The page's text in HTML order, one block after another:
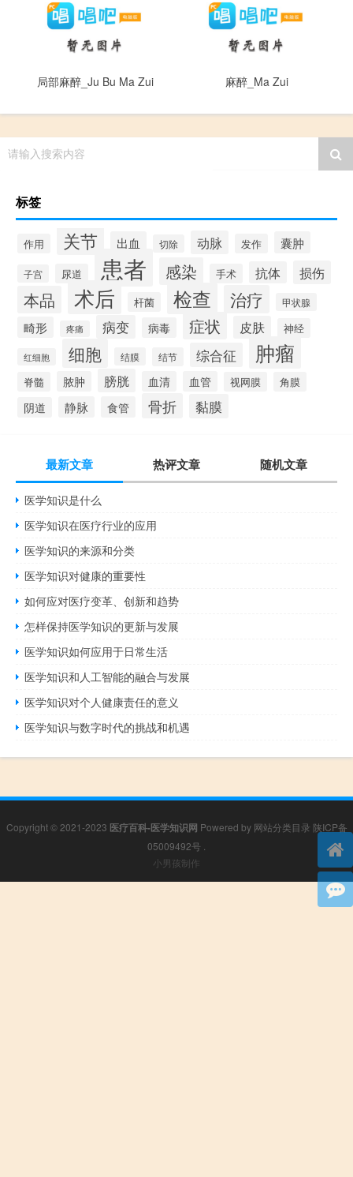
局部麻醉_Ju Bu Ma Zui 麻醉_Ma Zui
请输入搜索内容
标签
作用 关节 出血 切除 动脉 发作 囊肿
子宫 尿道 患者 感染 手术 抗体 损伤
本品 术后 杆菌 检查 治疗 甲状腺
畸形 疼痛 病变 病毒 症状 皮肤 神经
红细胞 细胞 结膜 结节 综合征 肿瘤
脊髓 脓肿 膀胱 血清 血管 视网膜 角膜
阴道 静脉 食管 骨折 黏膜
最新文章 热评文章 随机文章
医学知识是什么
医学知识在医疗行业的应用
医学知识的来源和分类
医学知识对健康的重要性
如何应对医疗变革、创新和趋势
怎样保持医学知识的更新与发展
医学知识如何应用于日常生活
医学知识和人工智能的融合与发展
医学知识对个人健康责任的意义
医学知识与数字时代的挑战和机遇
Copyright © 2021-2023 医疗百科-医学知识网 Powered by 网站分类目录 陕ICP备
05009492号
小男孩制作